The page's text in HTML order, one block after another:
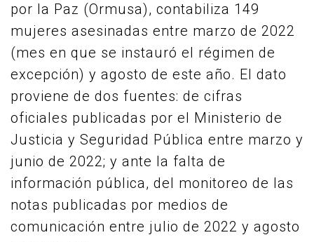
por la Paz (Ormusa), contabiliza 149
mujeres asesinadas entre marzo de 2022
(mes en que se instauró el régimen de
excepción) y agosto de este año. El dato
proviene de dos fuentes: de cifras
oficiales publicadas por el Ministerio de
Justicia y Seguridad Pública entre marzo y
junio de 2022; y ante la falta de
información pública, del monitoreo de las
notas publicadas por medios de
comunicación entre julio de 2022 y agosto